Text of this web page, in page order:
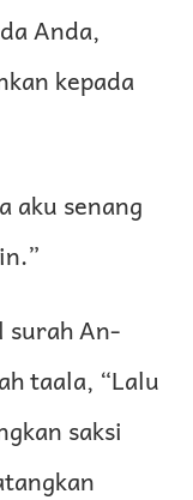
Anda,
kepada
aku senang
surah An-
taala, “Lalu
saksi